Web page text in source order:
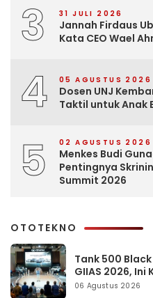
3 31 JULI 2026
Jannah Firdaus
Kata CEO Wael
4 05 AGUSTUS 2026
Dosen UNJ
Taktil untuk Anak
5 02 AGUSTUS 2026
Menkes Budi
Pentingnya
Summit 2026
OTOTEKNO
Tank 500
GIIAS 2026, Ini
06 Agustus 2026